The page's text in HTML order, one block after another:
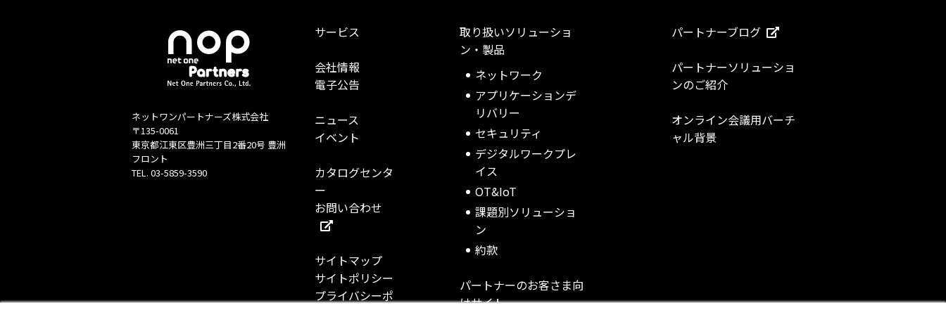
ネットワンパートナーズ株式会社
〒135-0061
東京都江東区豊洲三丁目2番20号 豊洲
フロント
TEL. 03-5859-3590
サービス
会社情報
電子公告
ニュース
イベント
カタログセンタ
ー
お問い合わせ
サイトマップ
サイトポリシー
プライバシーポ
取り扱いソリューショ
ン・製品
ネットワーク
アプリケーションデ
リバリー
セキュリティ
デジタルワークプレ
イス
OT&IoT
課題別ソリューショ
ン
約款
パートナーのお客さま向
けサイト
パートナーブログ
パートナーソリューショ
ンのご紹介
オンライン会議用バーチ
ャル背景